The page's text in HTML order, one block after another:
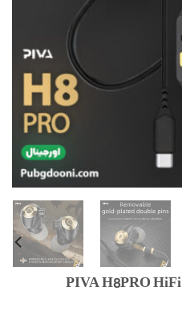
هندزفری گیمینگ Type-C پیوا PIVA H8PRO HiFi